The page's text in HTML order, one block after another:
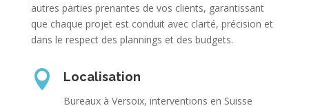
autres parties prenantes de vos clients, garantissant
que chaque projet est conduit avec clarté, précision et
dans le respect des plannings et des budgets.
 Localisation
Bureaux à Versoix, interventions en Suisse